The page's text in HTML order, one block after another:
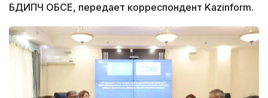
БДИПЧ ОБСЕ, передает корреспондент Kazinform.